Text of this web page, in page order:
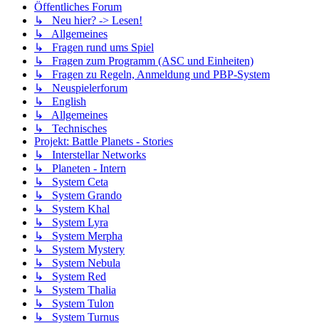
Öffentliches Forum
↳ Neu hier? -> Lesen!
↳ Allgemeines
↳ Fragen rund ums Spiel
↳ Fragen zum Programm (ASC und Einheiten)
↳ Fragen zu Regeln, Anmeldung und PBP-System
↳ Neuspielerforum
↳ English
↳ Allgemeines
↳ Technisches
Projekt: Battle Planets - Stories
↳ Interstellar Networks
↳ Planeten - Intern
↳ System Ceta
↳ System Grando
↳ System Khal
↳ System Lyra
↳ System Merpha
↳ System Mystery
↳ System Nebula
↳ System Red
↳ System Thalia
↳ System Tulon
↳ System Turnus